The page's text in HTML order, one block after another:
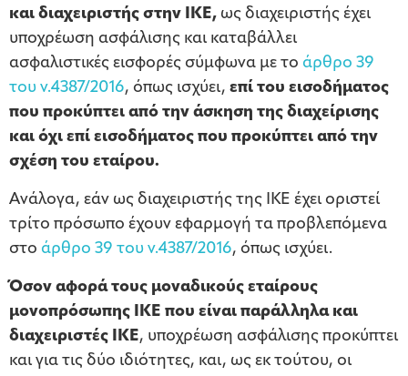
και διαχειριστής στην ΙΚΕ, ως διαχειριστής έχει
υποχρέωση ασφάλισης και καταβάλλει
ασφαλιστικές εισφορές σύμφωνα με το άρθρο 39
του ν.4387/2016, όπως ισχύει, επί του εισοδήματος
που προκύπτει από την άσκηση της διαχείρισης
και όχι επί εισοδήματος που προκύπτει από την
σχέση του εταίρου.
Ανάλογα, εάν ως διαχειριστής της ΙΚΕ έχει οριστεί
τρίτο πρόσωπο έχουν εφαρμογή τα προβλεπόμενα
στο άρθρο 39 του ν.4387/2016, όπως ισχύει.
Όσον αφορά τους μοναδικούς εταίρους
μονοπρόσωπης ΙΚΕ που είναι παράλληλα και
διαχειριστές ΙΚΕ, υποχρέωση ασφάλισης προκύπτει
και για τις δύο ιδιότητες, και, ως εκ τούτου, οι